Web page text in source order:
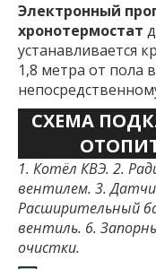
Электронный
хронотермостат
устанавливается
1,8 метра от пола
СХЕМА
1. Котёл КВЭ. 2.
вентилем. 3.
Расширительный
вентиль. 6.
очистки.